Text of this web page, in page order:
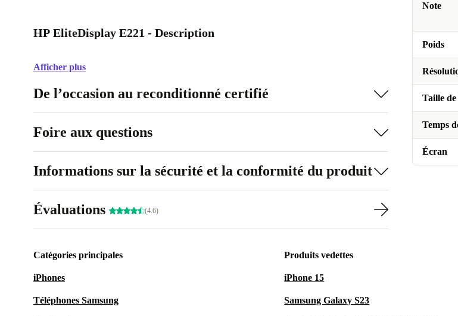
Note
Poids
Taille
Temps
Écran
HP EliteDisplay E221 - Description
Afficher plus
De l’occasion au reconditionné certifié
Foire aux questions
Informations sur la sécurité et la conformité du produit
Évaluations (4.6)
Catégories principales
iPhones
Téléphones Samsung
Produits vedettes
iPhone 15
Samsung Galaxy S23